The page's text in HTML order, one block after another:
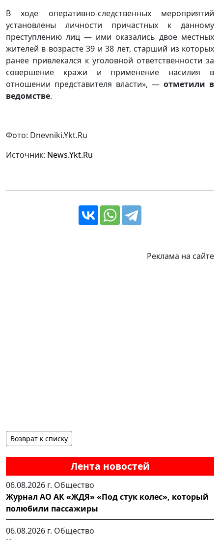
Лента новостей
06.08.2026 г. Общество
Журнал АО АК «ЖДЯ» «Под стук колес», который
полюбили пассажиры
06.08.2026 г. Общество
В ходе оперативно-следственных мероприятий
установлены личности причастных к данному
преступлению лиц — ими оказались двое местных
жителей в возрасте 39 и 38 лет, старший из которых
ранее привлекался к уголовной ответственности за
совершение кражи и применение насилия в
отношении представителя власти», — отметили в
ведомстве.
Фото: Dnevniki.Ykt.Ru
Источник: News.Ykt.Ru
Реклама на сайте
Возврат к списку